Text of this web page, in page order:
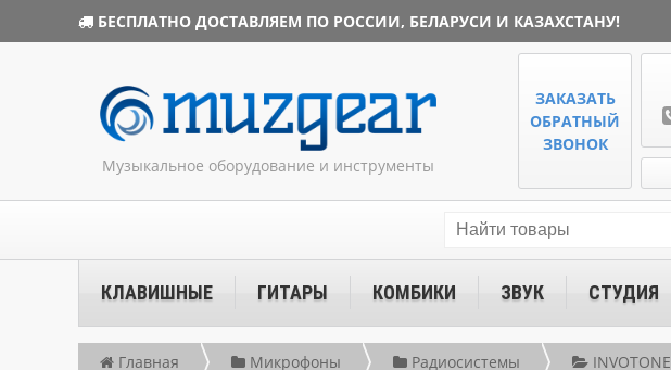
БЕСПЛАТНО ДОСТАВЛЯЕМ ПО РОССИИ, БЕЛАРУСИ И КАЗАХСТАНУ!
Музыкальное оборудование и инструменты
ЗАКАЗАТЬ
ОБРАТНЫЙ
ЗВОНОК
КЛАВИШНЫЕ ГИТАРЫ КОМБИКИ ЗВУК СТУДИЯ
Главная Микрофоны Радиосистемы INVOTONE